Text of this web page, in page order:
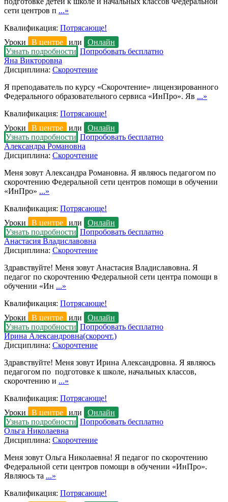
сети центров п ...»
Квалификация: Потрясающе!
Уроки
В центре или
Онлайн
Узнать подробности Попробовать бесплатно
Яна Викторовна
Дисциплина: Скорочтение
Я преподаватель по курсу «Скорочтение» лицензированного
Федерального образовательного сервиса «ИнПро». Яв ...»
Квалификация: Потрясающе!
Уроки
В центре или
Онлайн
Узнать подробности Попробовать бесплатно
Александра Романовна
Дисциплина: Скорочтение
Меня зовут Александра Романовна. Я являюсь педагогом по
скорочтению Федеральной сети центров помощи в обучении
«ИнПро» ...»
Квалификация: Потрясающе!
Уроки
В центре или
Онлайн
Узнать подробности Попробовать бесплатно
Анастасия Владиславовна
Дисциплина: Скорочтение
Здравствуйте! Меня зовут Анастасия Владиславовна. Я
педагог по скорочтению Федеральной сети центра помощи в
обучении «Ин ...»
Квалификация: Потрясающе!
Уроки
В центре или
Онлайн
Узнать подробности Попробовать бесплатно
Ирина Александровна(скорочт.)
Дисциплина: Скорочтение
Здравствуйте! Меня зовут Ирина Александровна. Я являюсь
педагогом по подготовке к школе, начальных классов,
скорочтению и ...»
Квалификация: Потрясающе!
Уроки
В центре или
Онлайн
Узнать подробности Попробовать бесплатно
Ольга Николаевна
Дисциплина: Скорочтение
Меня зовут Ольга Николаевна! Я педагог по скорочтению
Федеральной сети центров помощи в обучении «ИнПро».
Являюсь та ...»
Квалификация: Потрясающе!